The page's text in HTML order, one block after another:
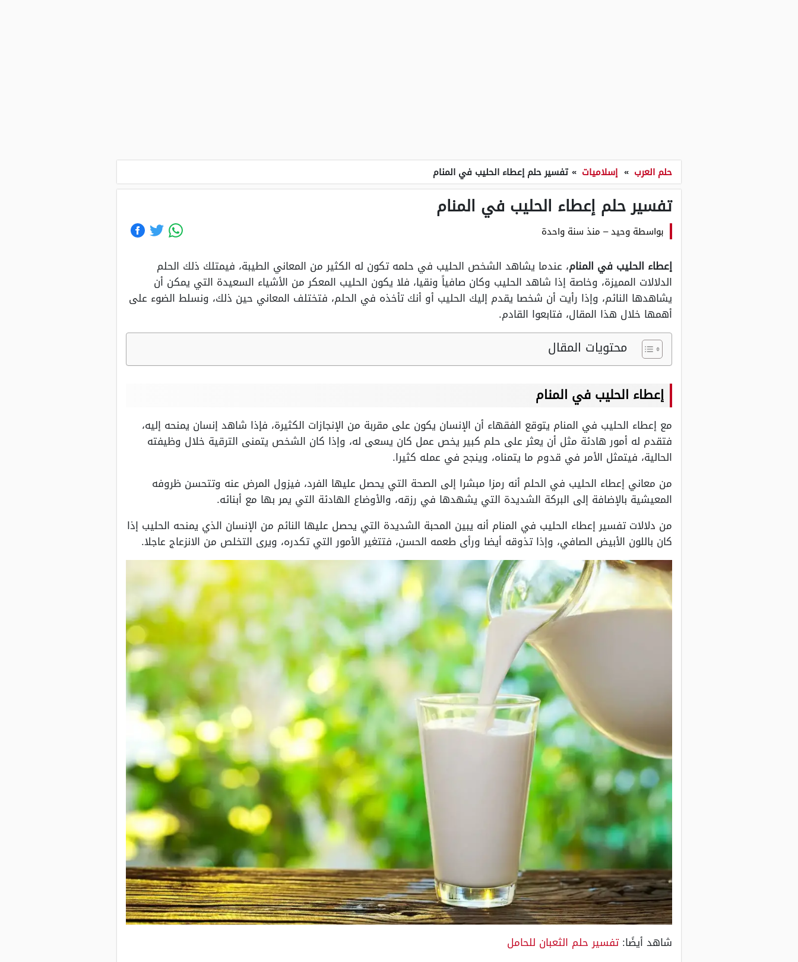
حلم العرب » إسلاميات » تفسير حلم إعطاء الحليب في المنام
تفسير حلم إعطاء الحليب في المنام
بواسطة وحيد– منذ سنة واحدة
إعطاء الحليب في المنام، عندما يشاهد الشخص الحليب في حلمه تكون له الكثير من المعاني الطيبة، فيمتلك ذلك الحلم
الدلالات المميزة، وخاصة إذا شاهد الحليب وكان صافياً ونقيا، فلا يكون الحليب المعكر من الأشياء السعيدة التي يمكن أن
يشاهدها النائم، وإذا رأيت أن شخصا يقدم إليك الحليب أو أنك تأخذه في الحلم، فتختلف المعاني حين ذلك، ونسلط الضوء على
أهمها خلال هذا المقال، فتابعوا القادم.
محتويات المقال
إعطاء الحليب في المنام
مع إعطاء الحليب في المنام يتوقع الفقهاء أن الإنسان يكون على مقربة من الإنجازات الكثيرة، فإذا شاهد إنسان يمنحه إليه،
فتقدم له أمور هادئة مثل أن يعثر على حلم كبير يخص عمل كان يسعى له، وإذا كان الشخص يتمنى الترقية خلال وظيفته
الحالية، فيتمثل الأمر في قدوم ما يتمناه، وينجح في عمله كثيرا.
من معاني إعطاء الحليب في الحلم أنه رمزا مبشرا إلى الصحة التي يحصل عليها الفرد، فيزول المرض عنه وتتحسن ظروفه
المعيشية بالإضافة إلى البركة الشديدة التي يشهدها في رزقه، والأوضاع الهادئة التي يمر بها مع أبنائه.
من دلالات تفسير إعطاء الحليب في المنام أنه يبين المحبة الشديدة التي يحصل عليها النائم من الإنسان الذي يمنحه الحليب إذا
كان باللون الأبيض الصافي، وإذا تذوقه أيضا ورأى طعمه الحسن، فتتغير الأمور التي تكدره، ويرى التخلص من الانزعاج عاجلا.
شاهد أيضًا:تفسير حلم الثعبان للحامل